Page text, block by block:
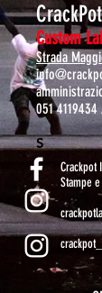
Custom
Strada
051 4119434
S
Crackpot
Stampe